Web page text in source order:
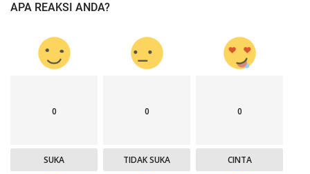
APA REAKSI ANDA?
0
SUKA
0
TIDAK SUKA
0
CINTA